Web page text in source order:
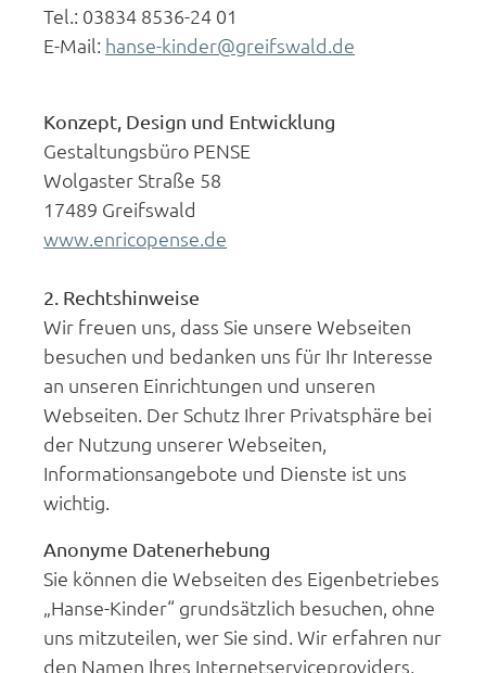
Tel.: 03834 8536-24 01
E-Mail: hanse-kinder@greifswald.de
Konzept, Design und Entwicklung
Gestaltungsbüro PENSE
Wolgaster Straße 58
17489 Greifswald
www.enricopense.de
2. Rechtshinweise
Wir freuen uns, dass Sie unsere Webseiten
besuchen und bedanken uns für Ihr Interesse
an unseren Einrichtungen und unseren
Webseiten. Der Schutz Ihrer Privatsphäre bei
der Nutzung unserer Webseiten,
Informationsangebote und Dienste ist uns
wichtig.
Anonyme Datenerhebung
Sie können die Webseiten des Eigenbetriebes
„Hanse-Kinder“ grundsätzlich besuchen, ohne
uns mitzuteilen, wer Sie sind. Wir erfahren nur
den Namen Ihres Internetserviceproviders,